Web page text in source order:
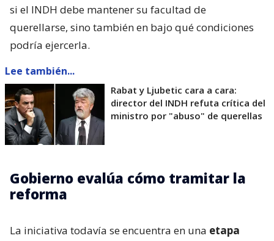
si el INDH debe mantener su facultad de
querellarse, sino también en bajo qué condiciones
podría ejercerla.
Lee también...
Rabat y Ljubetic cara a cara:
director del INDH refuta crítica del
ministro por "abuso" de querellas
Gobierno evalúa cómo tramitar la
reforma
La iniciativa todavía se encuentra en una etapa